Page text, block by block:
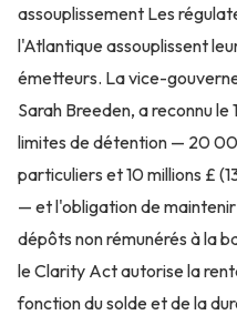
assouplissement Les
l'Atlantique assouplissent
émetteurs. La vice-
Sarah Breeden, a reconnu le
limites de détention — 20
particuliers et 10 millions £
— et l'obligation de
dépôts non rémunérés à la
le Clarity Act autorise la
fonction du solde et de la